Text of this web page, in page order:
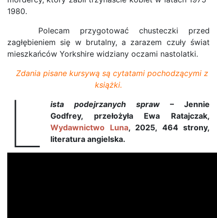
1980.
Polecam przygotować chusteczki przed
zagłębieniem się w brutalny, a zarazem czuły świat
mieszkańców Yorkshire widziany oczami nastolatki.
Zdania pisane kursywą są cytatami pochodzącymi z
książki.
L ista podejrzanych spraw – Jennie
Godfrey, przełożyła Ewa Ratajczak,
Wydawnictwo Luna, 2025, 464 strony,
literatura angielska.